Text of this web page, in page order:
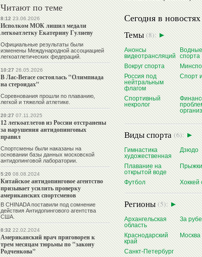
Читают по теме
8:1223.06.2026
Исполком МОК лишил медали
легкоатлетку Екатерину Гулиеву
Официальные результаты были
изменены Международной ассоциацией
легкоатлетических федераций.
10:2726.05.2026
В Лас-Вегасе состоялась "Олимпиада
на стероидах"
Соревнования прошли по плаванию,
легкой и тяжелой атлетике.
20:2707.11.2025
12 легкоатлетов из России отстранены
за нарушения антидопинговых
правил
Спортсмены были наказаны на
основании базы данных московской
антидопинговой лаборатории.
5:2008.08.2024
Китайское антидопинговое агентство
призывает усилить проверку
американских спортсменов
В CHINADA поставили под сомнение
действия Антидопингового агентства
США.
8:3222.02.2024
Американский врач приговорен к
трем месяцам тюрьмы по "закону
Родченкова"
1939г. — родился
ИОНОВ(хоккей)
1939г. — родился
ЦАРИК(борьба вольная)
1946г. — родился
БАЖЕНОВ(фехтование)
Сегодня в новостях
Темы(8):
Анонсы
видеотрансляций спорта
Вокруг спорта
Россия под
нейтральным
флагом
Спорт
Спортивный
некролог
Виды спорта(6):
Гимнастика
художественная
Дзюдо
Плавание на
открытой воде
Футбол Хоккей
Регионы(5):
Архангельская
область
За
Краснодарский
край
Москва
Санкт-Петербург